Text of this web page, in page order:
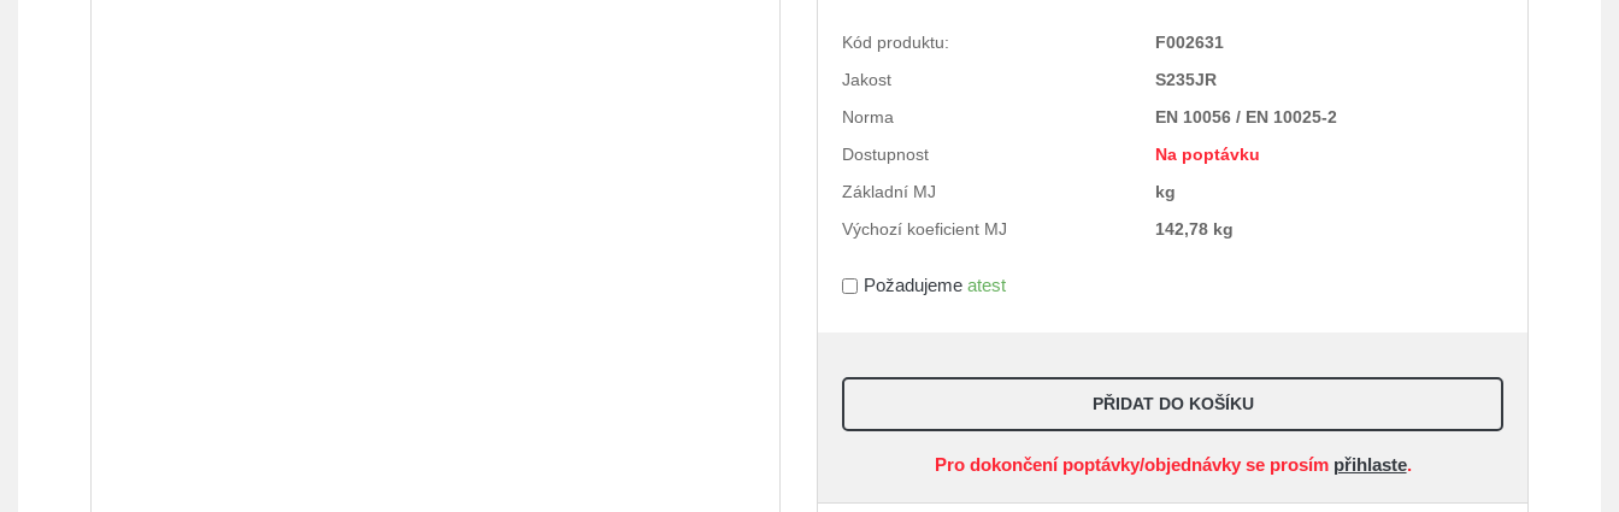
Kód produktu:
F002631
Jakost
S235JR
Norma
EN 10056 / EN 10025-2
Dostupnost
Na poptávku
Základní MJ
kg
Výchozí koeficient MJ
142,78 kg
Požadujemeatest
PŘIDAT DO KOŠÍKU
Pro dokončení poptávky/objednávky se prosím přihlaste.